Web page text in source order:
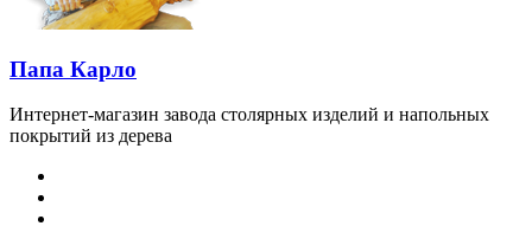
Папа Карло
Интернет-магазин завода столярных изделий и напольных
покрытий из дерева